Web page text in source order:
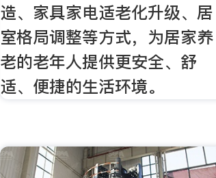
造、家具家电适老化升级、居
室格局调整等方式，为居家养
老的老年人提供更安全、舒
适、便捷的生活环境。